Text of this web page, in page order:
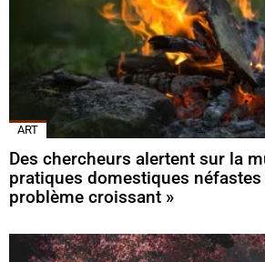
ART
Des chercheurs alertent sur la
pratiques domestiques néfastes
problème croissant »